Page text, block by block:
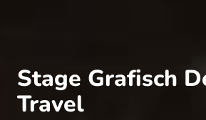
Stage Grafisch
Travel